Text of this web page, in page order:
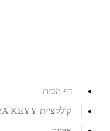
דף הבית
קולקציית MAYA KEYY